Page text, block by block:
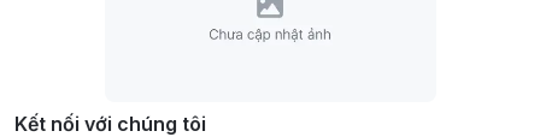
Kết nối với chúng tôi